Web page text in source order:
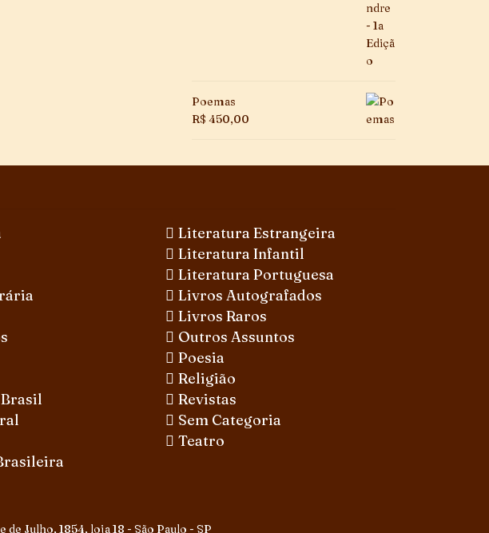
Poemas
R$ 450,00
Literatura Estrangeira
Literatura Infantil
Literatura Portuguesa
Livros Autografados
Livros Raros
Outros Assuntos
Poesia
Religião
Revistas
Sem Categoria
Teatro
Julho, 1854, loja 18 - São Paulo - SP